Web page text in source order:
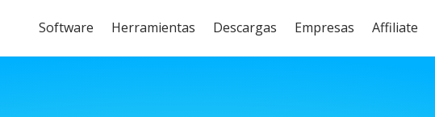
Software Herramientas Descargas Empresas Affiliate